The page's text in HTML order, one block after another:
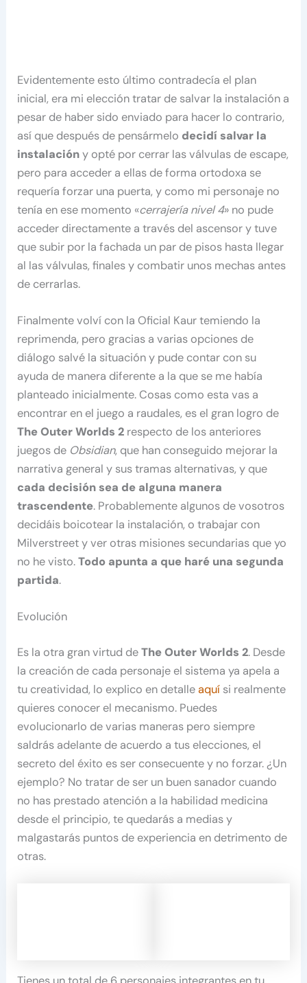
Evidentemente esto último contradecía el plan
inicial, era mi elección tratar de salvar la instalación a
pesar de haber sido enviado para hacer lo contrario,
así que después de pensármelo decidí salvar la
instalacióny opté por cerrar las válvulas de escape,
pero para acceder a ellas de forma ortodoxa se
requería forzar una puerta, y como mi personaje no
tenía en ese momento «cerrajería nivel 4» no pude
acceder directamente a través del ascensor y tuve
que subir por la fachada un par de pisos hasta llegar
al las válvulas, finales y combatir unos mechas antes
de cerrarlas.
Finalmente volví con la Oficial Kaur temiendo la
reprimenda, pero gracias a varias opciones de
diálogo salvé la situación y pude contar con su
ayuda de manera diferente a la que se me había
planteado inicialmente. Cosas como esta vas a
encontrar en el juego a raudales, es el gran logro de
The Outer Worlds 2 respecto de los anteriores
juegos de Obsidian, que han conseguido mejorar la
narrativa general y sus tramas alternativas, y que
cada decisión sea de alguna manera
trascendente. Probablemente algunos de vosotros
decidáis boicotear la instalación, o trabajar con
Milverstreet y ver otras misiones secundarias que yo
no he visto.Todo apunta a que haré una segunda
partida.
Evolución
Es la otra gran virtud deThe Outer Worlds 2. Desde
la creación de cada personaje el sistema ya apela a
tu creatividad, lo explico en detalleaquí si realmente
quieres conocer el mecanismo. Puedes
evolucionarlo de varias maneras pero siempre
saldrás adelante de acuerdo a tus elecciones, el
secreto del éxito es ser consecuente y no forzar. ¿Un
ejemplo? No tratar de ser un buen sanador cuando
no has prestado atención a la habilidad medicina
desde el principio, te quedarás a medias y
malgastarás puntos de experiencia en detrimento de
otras.